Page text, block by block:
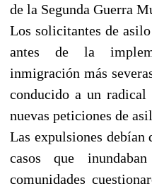
de la Segunda Guerra
Los solicitantes de
antes de la
inmigración más
conducido a un radical
nuevas peticiones de
Las expulsiones debían
casos que
comunidades